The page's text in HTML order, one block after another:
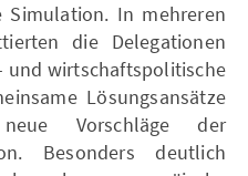
In mehreren
die Delegationen
und wirtschaftspolitische
Lösungsansätze
Vorschläge der
Besonders deutlich